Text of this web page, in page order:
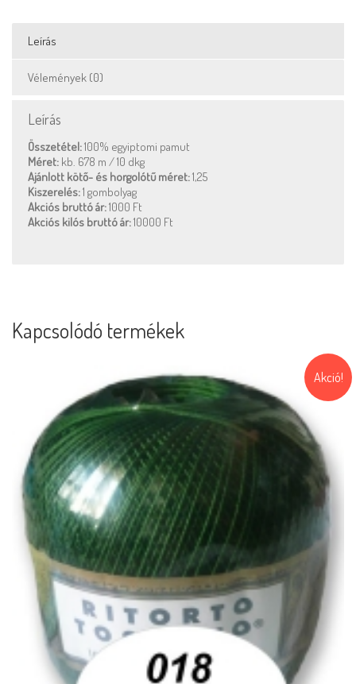
Leírás
Vélemények (0)
Leírás
Összetétel:100% egyiptomi pamut
Méret: kb. 678 m / 10 dkg
Ajánlott kötő- és horgolótű méret:1,25
Kiszerelés:1 gombolyag
Akciós bruttó ár:1000 Ft
Akciós kilós bruttó ár:10000 Ft
Kapcsolódó termékek
Akció!